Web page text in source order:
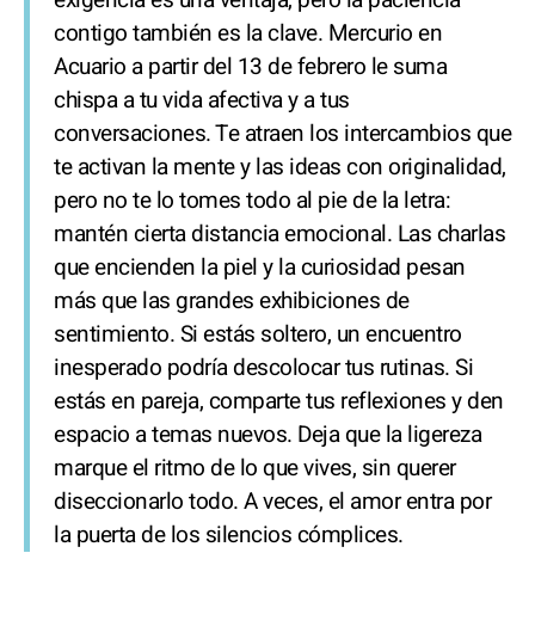
contigo también es la clave. Mercurio en
Acuario a partir del 13 de febrero le suma
chispa a tu vida afectiva y a tus
conversaciones. Te atraen los intercambios que
te activan la mente y las ideas con originalidad,
pero no te lo tomes todo al pie de la letra:
mantén cierta distancia emocional. Las charlas
que encienden la piel y la curiosidad pesan
más que las grandes exhibiciones de
sentimiento. Si estás soltero, un encuentro
inesperado podría descolocar tus rutinas. Si
estás en pareja, comparte tus reflexiones y den
espacio a temas nuevos. Deja que la ligereza
marque el ritmo de lo que vives, sin querer
diseccionarlo todo. A veces, el amor entra por
la puerta de los silencios cómplices.